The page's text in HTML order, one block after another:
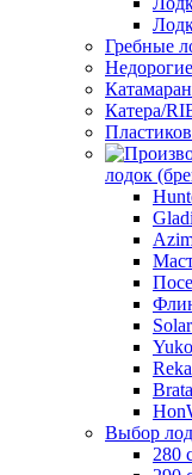
Гребные
Катера/
лодок
Solar
Reka
Выбор
280